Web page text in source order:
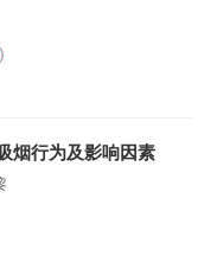
)
烟行为及影响因素